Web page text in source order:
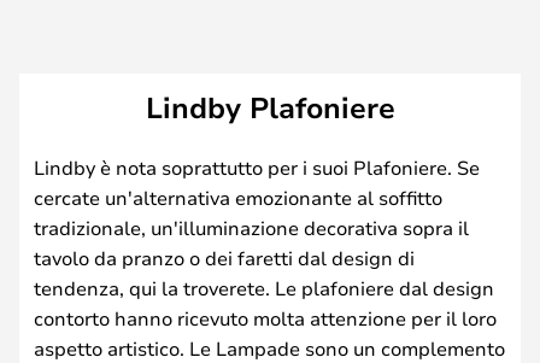
Lindby Plafoniere
Lindby è nota soprattutto per i suoi Plafoniere. Se
cercate un'alternativa emozionante al soffitto
tradizionale, un'illuminazione decorativa sopra il
tavolo da pranzo o dei faretti dal design di
tendenza, qui la troverete. Le plafoniere dal design
contorto hanno ricevuto molta attenzione per il loro
aspetto artistico. Le Lampade sono un complemento